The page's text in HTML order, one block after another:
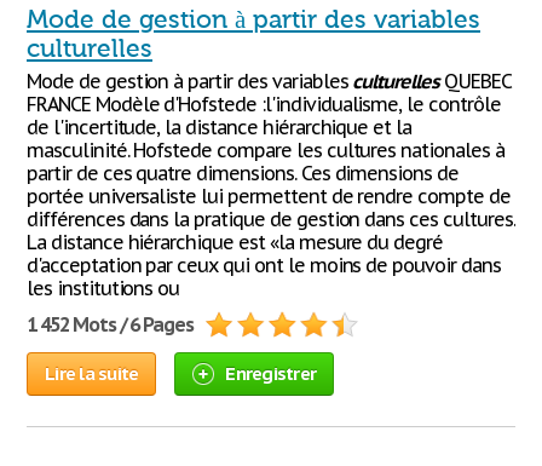
Mode de gestion à partir des variables
culturelles
Mode de gestion à partir des variables culturellesQUEBEC
FRANCE Modèle d'Hofstede :l'individualisme, le contrôle
de l'incertitude, la distance hiérarchique et la
masculinité. Hofstede compare les cultures nationales à
partir de ces quatre dimensions. Ces dimensions de
portée universaliste lui permettent de rendre compte de
différences dans la pratique de gestion dans ces cultures.
La distance hiérarchique est «la mesure du degré
d'acceptation par ceux qui ont le moins de pouvoir dans
les institutions ou
1 452 Mots / 6 Pages
Lire la suite Enregistrer